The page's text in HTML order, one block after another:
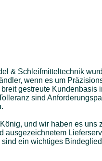
& Schleifmitteltechnik
wenn es um
gestreute Kundenbasis
sind
und wir haben es uns
ausgezeichnetem
ein wichtiges